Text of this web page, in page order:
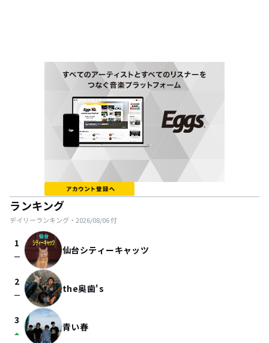
ランキング
デイリーランキング・ 2026/08/06付
1
check_indeterminate_small 仙台シティーキャッツ
2
check_indeterminate_small the奥歯's
3
arrow_drop_up 青い春